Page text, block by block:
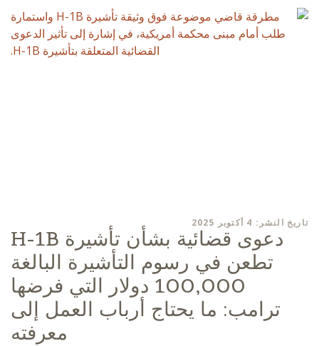
تاريخ النشر: 4 أكتوبر 2025
دعوى قضائية بشأن تأشيرة H-1B
تطعن في رسوم التأشيرة البالغة
100,000 دولار التي فرضها
ترامب: ما يحتاج أرباب العمل إلى
معرفته